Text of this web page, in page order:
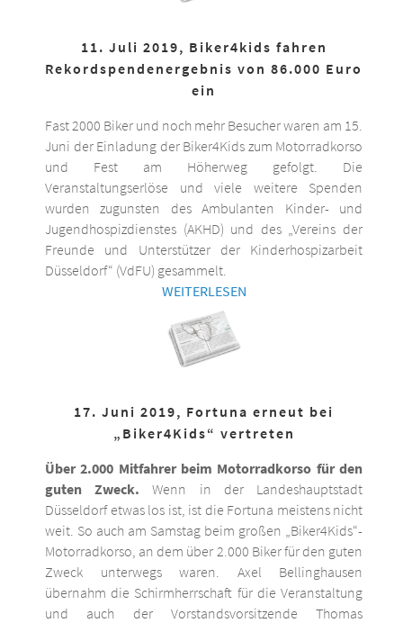
11. Juli 2019, Biker4kids fahren
Rekordspendenergebnis von 86.000 Euro
ein
Fast 2000 Biker und noch mehr Besucher waren am 15.
Juni der Einladung der Biker4Kids zum Motorradkorso
und Fest am Höherweg gefolgt. Die
Veranstaltungserlöse und viele weitere Spenden
wurden zugunsten des Ambulanten Kinder- und
Jugendhospizdienstes (AKHD) und des „Vereins der
Freunde und Unterstützer der Kinderhospizarbeit
Düsseldorf“ (VdFU) gesammelt.
WEITERLESEN
17. Juni 2019, Fortuna erneut bei
„Biker4Kids“ vertreten
Über 2.000 Mitfahrer beim Motorradkorso für den
guten Zweck. Wenn in der Landeshauptstadt
Düsseldorf etwas los ist, ist die Fortuna meistens nicht
weit. So auch am Samstag beim großen „Biker4Kids“-
Motorradkorso, an dem über 2.000 Biker für den guten
Zweck unterwegs waren. Axel Bellinghausen
übernahm die Schirmherrschaft für die Veranstaltung
und auch der Vorstandsvorsitzende Thomas